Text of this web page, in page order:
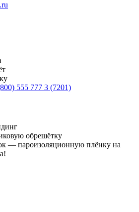
555 777 3 (7201)
обрешётку
— пароизоляционную плёнку на